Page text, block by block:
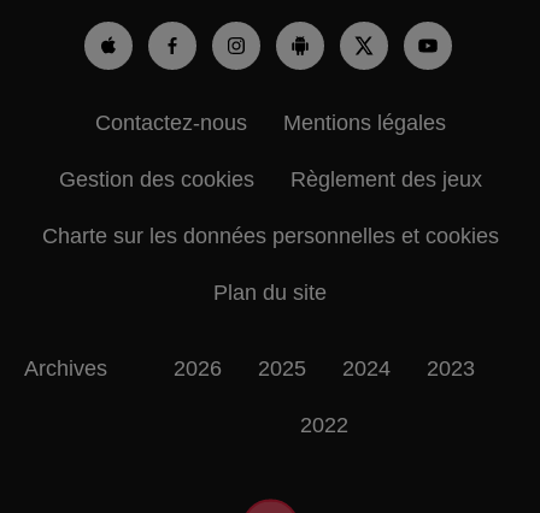
Contactez-nous Mentions légales
Gestion des cookies Règlement des jeux
Charte sur les données personnelles et cookies
Plan du site
Archives 2026 2025 2024 2023
2022